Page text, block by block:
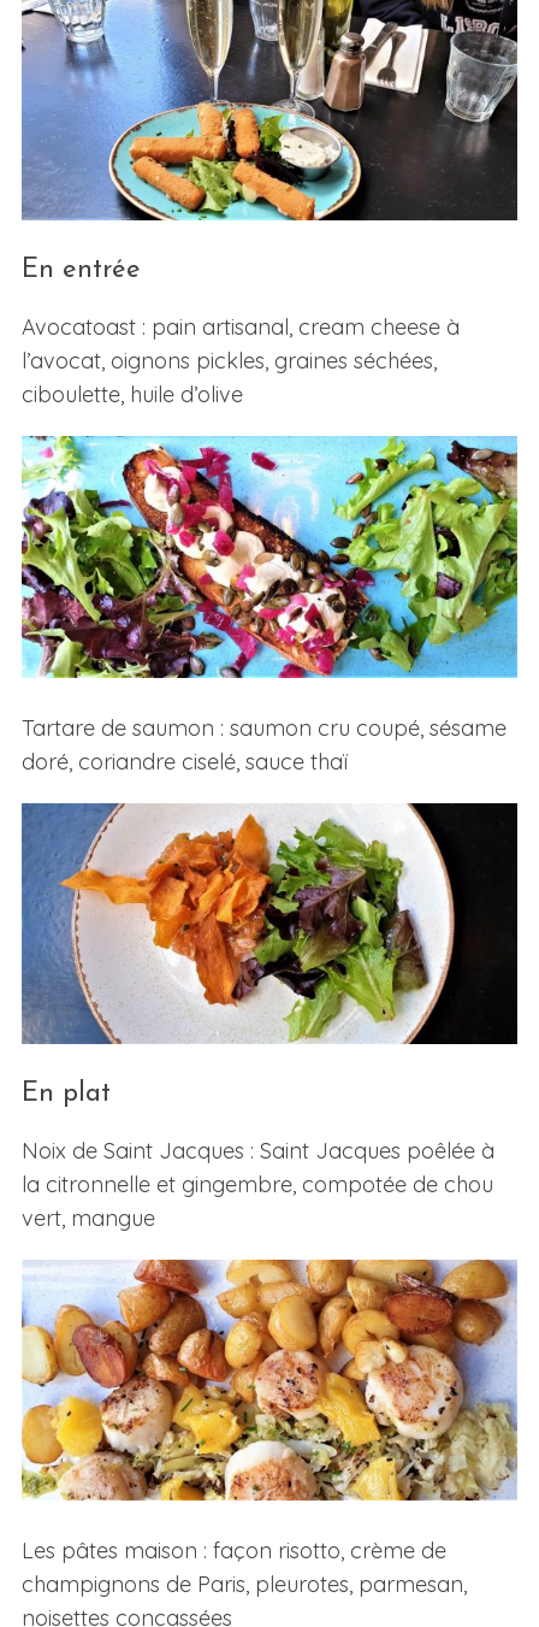
En entrée
Avocatoast : pain artisanal, cream cheese à
l’avocat, oignons pickles, graines séchées,
ciboulette, huile d’olive
Tartare de saumon : saumon cru coupé, sésame
doré, coriandre ciselé, sauce thaï
En plat
Noix de Saint Jacques : Saint Jacques poêlée à
la citronnelle et gingembre, compotée de chou
vert, mangue
Les pâtes maison : façon risotto, crème de
champignons de Paris, pleurotes, parmesan,
noisettes concassées